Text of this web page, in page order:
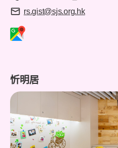
rs.gist@sjs.org.hk
忻明居